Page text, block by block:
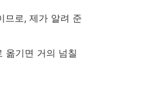
므로, 제가 알려 준
옮기면 거의 넘칠